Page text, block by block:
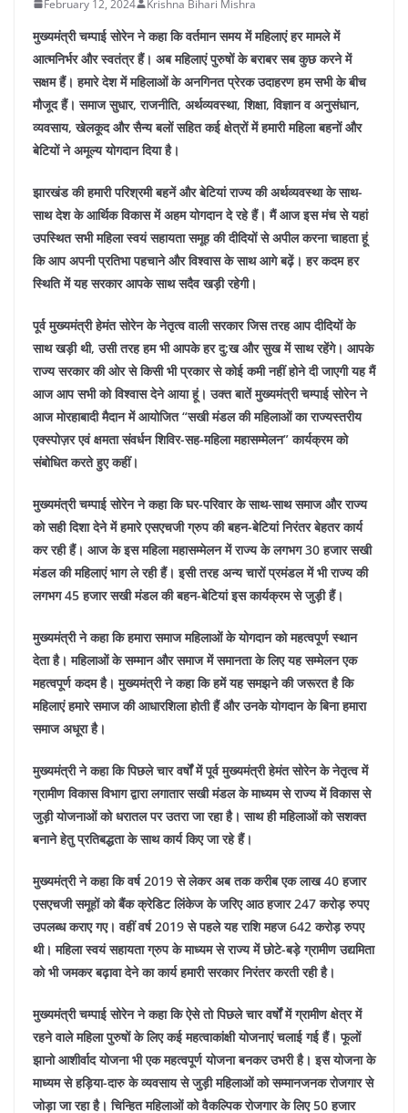
February 12, 2024 Krishna Bihari Mishra
मुख्यमंत्री चम्पाई सोरेन ने कहा कि वर्तमान समय में महिलाएं हर मामले में
आत्मनिर्भर और स्वतंत्र हैं। अब महिलाएं पुरुषों के बराबर सब कुछ करने में
सक्षम हैं। हमारे देश में महिलाओं के अनगिनत प्रेरक उदाहरण हम सभी के बीच
मौजूद हैं। समाज सुधार, राजनीति, अर्थव्यवस्था, शिक्षा, विज्ञान व अनुसंधान,
व्यवसाय, खेलकूद और सैन्य बलों सहित कई क्षेत्रों में हमारी महिला बहनों और
बेटियों ने अमूल्य योगदान दिया है।
झारखंड की हमारी परिश्रमी बहनें और बेटियां राज्य की अर्थव्यवस्था के साथ-
साथ देश के आर्थिक विकास में अहम योगदान दे रहे हैं। मैं आज इस मंच से यहां
उपस्थित सभी महिला स्वयं सहायता समूह की दीदियों से अपील करना चाहता हूं
कि आप अपनी प्रतिभा पहचाने और विश्वास के साथ आगे बढ़ें। हर कदम हर
स्थिति में यह सरकार आपके साथ सदैव खड़ी रहेगी।
पूर्व मुख्यमंत्री हेमंत सोरेन के नेतृत्व वाली सरकार जिस तरह आप दीदियों के
साथ खड़ी थी, उसी तरह हम भी आपके हर दु:ख और सुख में साथ रहेंगे। आपके
राज्य सरकार की ओर से किसी भी प्रकार से कोई कमी नहीं होने दी जाएगी यह मैं
आज आप सभी को विश्वास देने आया हूं। उक्त बातें मुख्यमंत्री चम्पाई सोरेन ने
आज मोरहाबादी मैदान में आयोजित “सखी मंडल की महिलाओं का राज्यस्तरीय
एक्स्पोज़र एवं क्षमता संवर्धन शिविर-सह-महिला महासम्मेलन” कार्यक्रम को
संबोधित करते हुए कहीं।
मुख्यमंत्री चम्पाई सोरेन ने कहा कि घर-परिवार के साथ-साथ समाज और राज्य
को सही दिशा देने में हमारे एसएचजी ग्रुप की बहन-बेटियां निरंतर बेहतर कार्य
कर रही हैं। आज के इस महिला महासम्मेलन में राज्य के लगभग 30 हजार सखी
मंडल की महिलाएं भाग ले रही हैं। इसी तरह अन्य चारों प्रमंडल में भी राज्य की
लगभग 45 हजार सखी मंडल की बहन-बेटियां इस कार्यक्रम से जुड़ी हैं।
मुख्यमंत्री ने कहा कि हमारा समाज महिलाओं के योगदान को महत्वपूर्ण स्थान
देता है। महिलाओं के सम्मान और समाज में समानता के लिए यह सम्मेलन एक
महत्वपूर्ण कदम है। मुख्यमंत्री ने कहा कि हमें यह समझने की जरूरत है कि
महिलाएं हमारे समाज की आधारशिला होती हैं और उनके योगदान के बिना हमारा
समाज अधूरा है।
मुख्यमंत्री ने कहा कि पिछले चार वर्षों में पूर्व मुख्यमंत्री हेमंत सोरेन के नेतृत्व में
ग्रामीण विकास विभाग द्वारा लगातार सखी मंडल के माध्यम से राज्य में विकास से
जुड़ी योजनाओं को धरातल पर उतरा जा रहा है। साथ ही महिलाओं को सशक्त
बनाने हेतु प्रतिबद्धता के साथ कार्य किए जा रहे हैं।
मुख्यमंत्री ने कहा कि वर्ष 2019 से लेकर अब तक करीब एक लाख 40 हजार
एसएचजी समूहों को बैंक क्रेडिट लिंकेज के जरिए आठ हजार 247 करोड़ रुपए
उपलब्ध कराए गए। वहीं वर्ष 2019 से पहले यह राशि महज 642 करोड़ रुपए
थी। महिला स्वयं सहायता ग्रुप के माध्यम से राज्य में छोटे-बड़े ग्रामीण उद्यमिता
को भी जमकर बढ़ावा देने का कार्य हमारी सरकार निरंतर करती रही है।
मुख्यमंत्री चम्पाई सोरेन ने कहा कि ऐसे तो पिछले चार वर्षों में ग्रामीण क्षेत्र में
रहने वाले महिला पुरुषों के लिए कई महत्वाकांक्षी योजनाएं चलाई गई हैं। फूलों
झानो आशीर्वाद योजना भी एक महत्वपूर्ण योजना बनकर उभरी है। इस योजना के
माध्यम से हड़िया-दारु के व्यवसाय से जुड़ी महिलाओं को सम्मानजनक रोजगार से
जोड़ा जा रहा है। चिन्हित महिलाओं को वैकल्पिक रोजगार के लिए 50 हजार